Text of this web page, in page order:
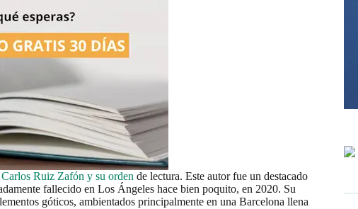
Ruiz Zafón y su orden de lectura. Este autor fue un destacado
fallecido en Los Ángeles hace bien poquito, en 2020. Su
góticos, ambientados principalmente en una Barcelona llena